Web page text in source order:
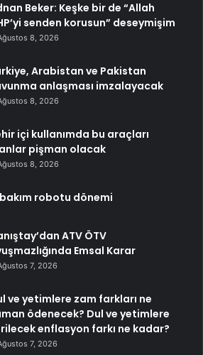
Beker: Keşke bir de “Allah
senden korusun” deseymişim
8, 2026
Arabistan ve Pakistan
anlaşması imzalayacak
8, 2026
içi kullanımda bu araçları
pişman olacak
8, 2026
robotu dönemi
ATV ÖTV
Emsal Karar
7, 2026
ve yetimlere zam farkları ne
ödenecek? Dul ve yetimlere
enflasyon farkı ne kadar?
7, 2026